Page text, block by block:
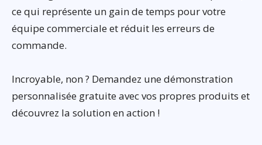
ce qui représente un gain de temps pour votre
équipe commerciale et réduit les erreurs de
commande.
Incroyable, non ? Demandez une démonstration
personnalisée gratuite avec vos propres produits et
découvrez la solution en action !